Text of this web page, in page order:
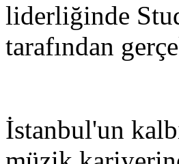
liderliğinde
tarafından
İstanbul'un